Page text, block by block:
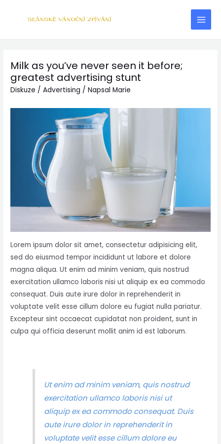
Milk as you’ve never seen it before;
greatest advertising stunt
Diskuze /Advertising / NapsalMarie
Lorem ipsum dolor sit amet, consectetur adipisicing elit,
sed do eiusmod tempor incididunt ut labore et dolore
magna aliqua. Ut enim ad minim veniam, quis nostrud
exercitation ullamco laboris nisi ut aliquip ex ea commodo
consequat. Duis aute irure dolor in reprehenderit in
voluptate velit esse cillum dolore eu fugiat nulla pariatur.
Excepteur sint occaecat cupidatat non proident, sunt in
culpa qui officia deserunt mollit anim id est laborum.
Ut enim ad minim veniam, quis nostrud
exercitation ullamco laboris nisi ut
aliquip ex ea commodo consequat. Duis
aute irure dolor in reprehenderit in
voluptate velit esse cillum dolore eu